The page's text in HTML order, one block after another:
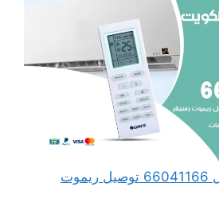
توصيل ريموت للمنزل 66041166 توصيل ريموت